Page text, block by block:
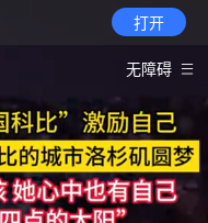
打开
无障碍